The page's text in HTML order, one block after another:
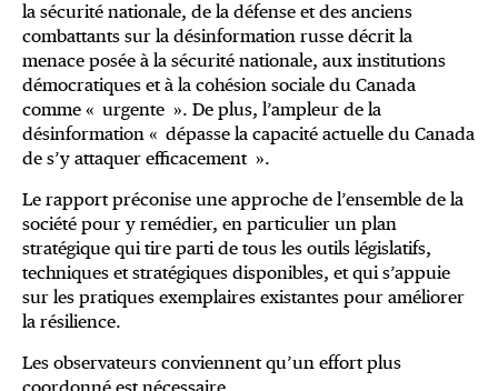
la sécurité nationale, de la défense et des anciens
combattants sur la désinformation russe décrit la
menace posée à la sécurité nationale, aux institutions
démocratiques et à la cohésion sociale du Canada
comme « urgente ». De plus, l’ampleur de la
désinformation « dépasse la capacité actuelle du Canada
de s’y attaquer efficacement ».
Le rapport préconise une approche de l’ensemble de la
société pour y remédier, en particulier un plan
stratégique qui tire parti de tous les outils législatifs,
techniques et stratégiques disponibles, et qui s’appuie
sur les pratiques exemplaires existantes pour améliorer
la résilience.
Les observateurs conviennent qu’un effort plus